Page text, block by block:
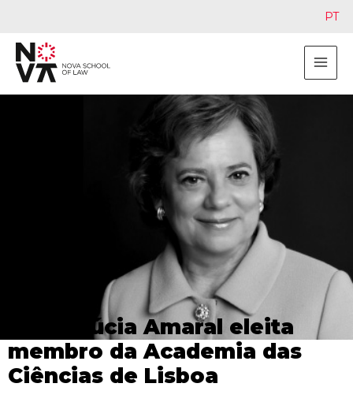
Maria Lúcia Amaral eleita
membro da Academia das
Ciências de Lisboa
PT